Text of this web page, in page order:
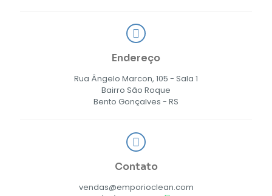
Endereço
Rua Ângelo Marcon, 105 - Sala 1
Bairro São Roque
Bento Gonçalves - RS
Contato
vendas@emporioclean.com